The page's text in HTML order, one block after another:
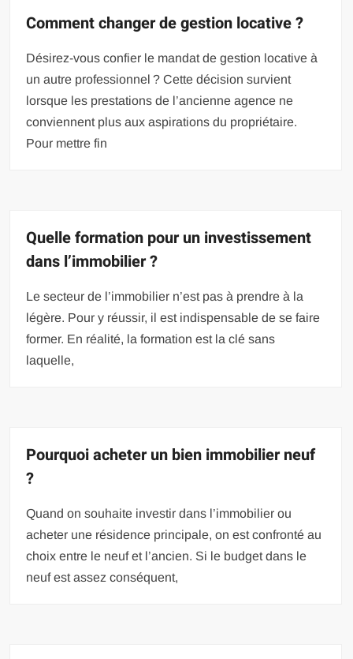
Comment changer de gestion locative ?
Désirez-vous confier le mandat de gestion locative à
un autre professionnel ? Cette décision survient
lorsque les prestations de l’ancienne agence ne
conviennent plus aux aspirations du propriétaire.
Pour mettre fin
Quelle formation pour un investissement
dans l’immobilier ?
Le secteur de l’immobilier n’est pas à prendre à la
légère. Pour y réussir, il est indispensable de se faire
former. En réalité, la formation est la clé sans
laquelle,
Pourquoi acheter un bien immobilier neuf
?
Quand on souhaite investir dans l’immobilier ou
acheter une résidence principale, on est confronté au
choix entre le neuf et l’ancien. Si le budget dans le
neuf est assez conséquent,